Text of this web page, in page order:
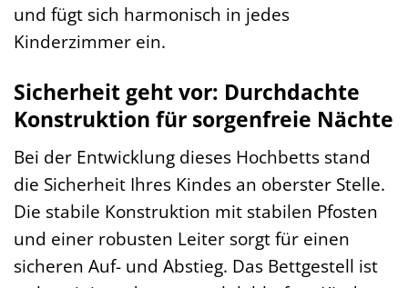
und fügt sich harmonisch in jedes
Kinderzimmer ein.
Sicherheit geht vor: Durchdachte
Konstruktion für sorgenfreie Nächte
Bei der Entwicklung dieses Hochbetts stand
die Sicherheit Ihres Kindes an oberster Stelle.
Die stabile Konstruktion mit stabilen Pfosten
und einer robusten Leiter sorgt für einen
sicheren Auf- und Abstieg. Das Bettgestell ist